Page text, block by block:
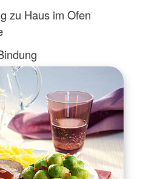
zu Haus im Ofen